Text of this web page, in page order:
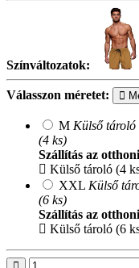
Színváltozatok:
Válasszon méretet:
M Külső tároló
(4 ks)
Szállítás az
Külső tároló (4
XXL Külső
(6 ks)
Szállítás az
Külső tároló (6